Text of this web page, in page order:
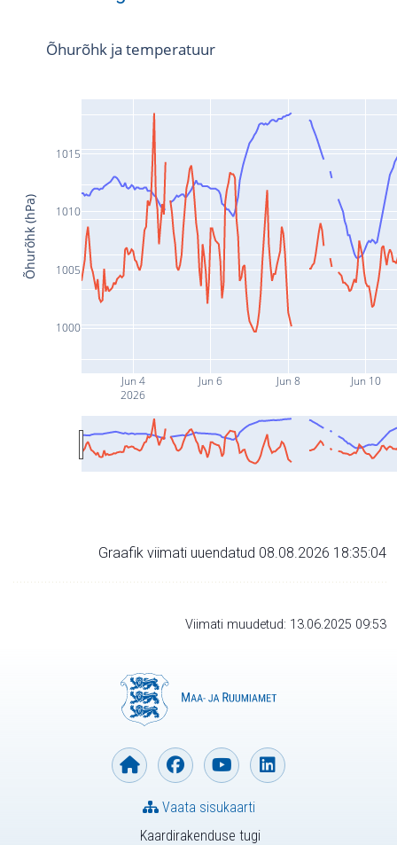
Jun 4
2026
Jun 6 Jun 8 Jun 10
1000
1005
1010
1015
Õhurõhk ja temperatuur
Õhurõhk (hPa)
Graafik viimati uuendatud 08.08.2026 18:35:04
Viimati muudetud: 13.06.2025 09:53
Kaardirakenduse tugi
Vaata sisukaarti